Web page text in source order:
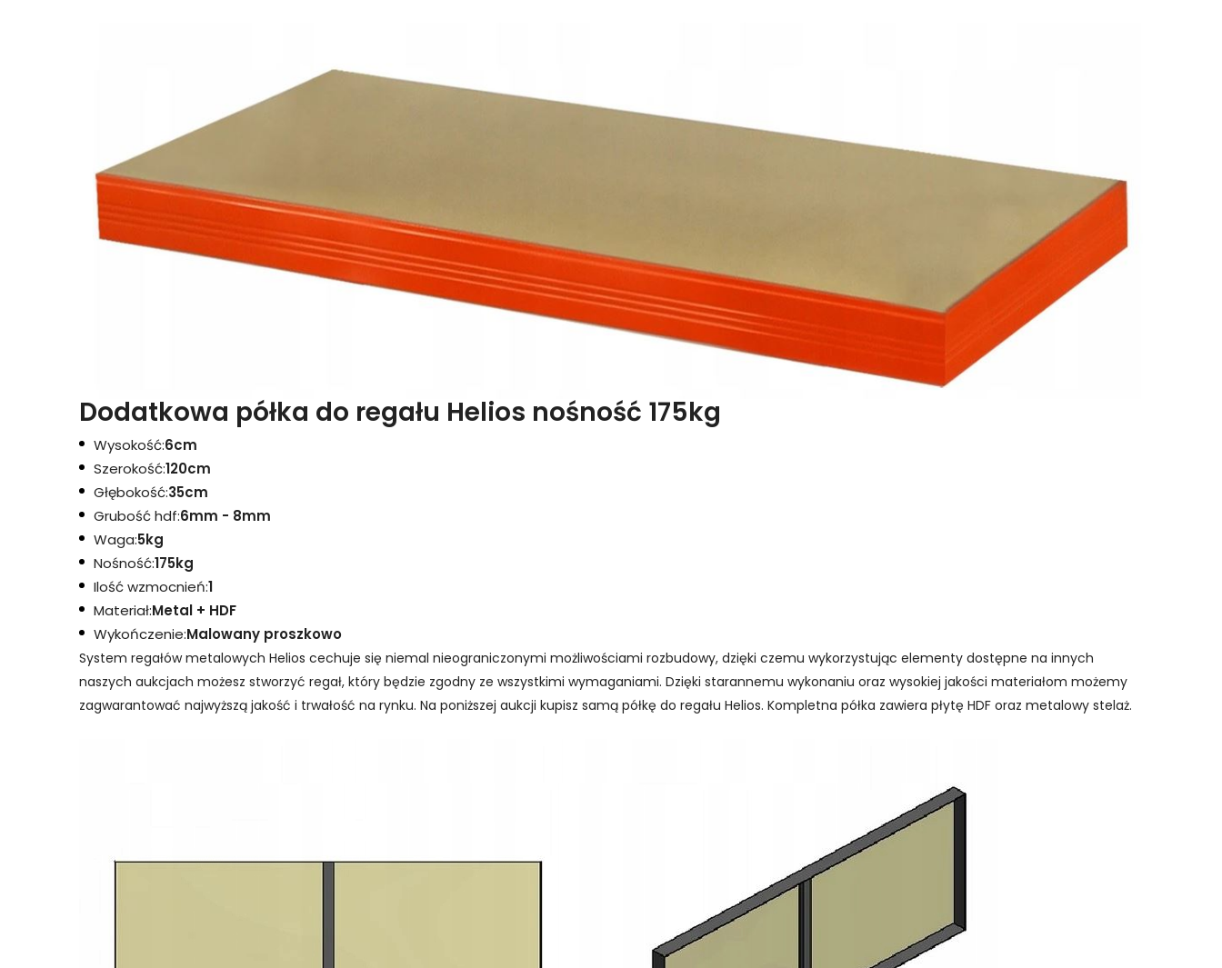
Dodatkowa półka do regału Helios nośność 175kg
Wysokość:6cm
Szerokość:120cm
Głębokość:35cm
Grubość hdf:6mm - 8mm
Waga:5kg
Nośność:175kg
Ilość wzmocnień:1
Materiał:Metal + HDF
Wykończenie:Malowany proszkowo
System regałów metalowych Helios cechuje się niemal nieograniczonymi możliwościami rozbudowy, dzięki czemu wykorzystując elementy dostępne na innych
naszych aukcjach możesz stworzyć regał, który będzie zgodny ze wszystkimi wymaganiami. Dzięki starannemu wykonaniu oraz wysokiej jakości materiałom możemy
zagwarantować najwyższą jakość i trwałość na rynku. Na poniższej aukcji kupisz samą półkę do regału Helios. Kompletna półka zawiera płytę HDF oraz metalowy stelaż.